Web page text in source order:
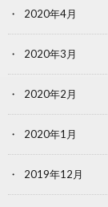
2020年4月
2020年3月
2020年2月
2020年1月
2019年12月